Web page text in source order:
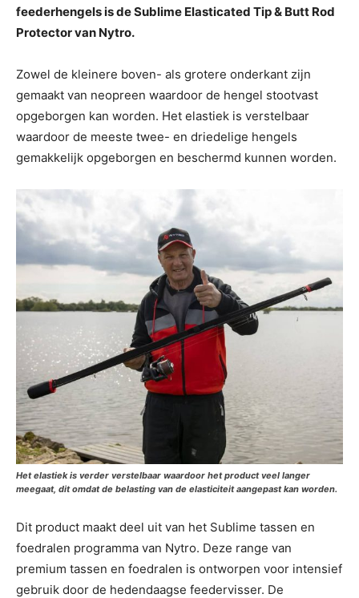
feederhengels is de Sublime Elasticated Tip & Butt Rod
Protector van Nytro.
Zowel de kleinere boven- als grotere onderkant zijn
gemaakt van neopreen waardoor de hengel stootvast
opgeborgen kan worden. Het elastiek is verstelbaar
waardoor de meeste twee- en driedelige hengels
gemakkelijk opgeborgen en beschermd kunnen worden.
Het elastiek is verder verstelbaar waardoor het product veel langer
meegaat, dit omdat de belasting van de elasticiteit aangepast kan worden.
Dit product maakt deel uit van het Sublime tassen en
foedralen programma van Nytro. Deze range van
premium tassen en foedralen is ontworpen voor intensief
gebruik door de hedendaagse feedervisser. De